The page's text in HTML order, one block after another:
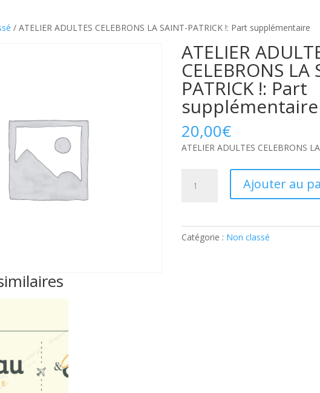
/ ATELIER ADULTES CELEBRONS LA SAINT-PATRICK !: Part supplémentaire
ATELIER
CELEBRONS LA
PATRICK !: Part
supplémentaire
20,00€
ATELIER ADULTES CELEBRONS
Ajouter au
Catégorie : Non classé